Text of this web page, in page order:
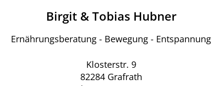
Birgit & Tobias Hubner
Ernährungsberatung - Bewegung - Entspannung
Klosterstr. 9
82284 Grafrath